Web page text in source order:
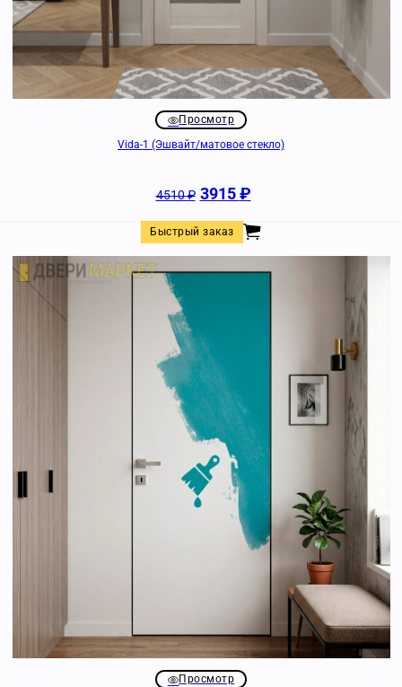
Просмотр
Vida-1 (Эшвайт/матовое стекло)
4510₽ 3915₽
Быстрый заказ
Просмотр